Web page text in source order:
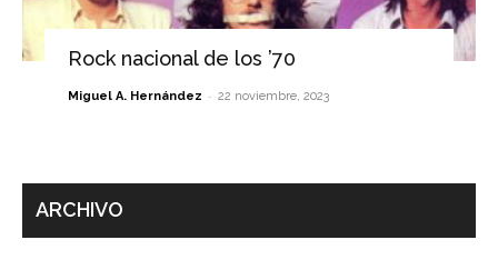
Rock nacional de los ’70
Miguel A. Hernández - 22 noviembre, 2023
ARCHIVO